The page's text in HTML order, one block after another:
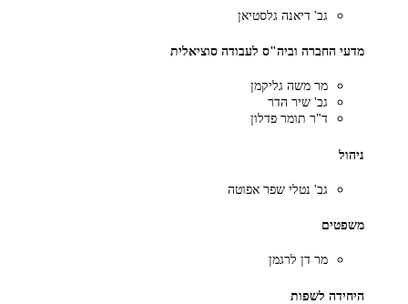
גב' דיאנה גלסטיאן
מדעי החברה וביה"ס לעבודה סוציאלית
מר משה גליקמן
גב' שיר הדר
ד"ר תומר פדלון
ניהול
גב' נטלי שפר אפוטה
משפטים
מר דן לרגמן
היחידה לשפות